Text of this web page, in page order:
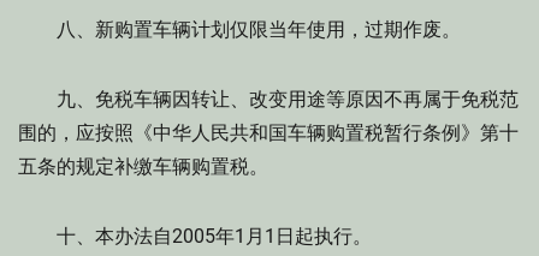
八、新购置车辆计划仅限当年使用，过期作废。
九、免税车辆因转让、改变用途等原因不再属于免税范
围的，应按照《中华人民共和国车辆购置税暂行条例》第十
五条的规定补缴车辆购置税。
十、本办法自2005年1月1日起执行。